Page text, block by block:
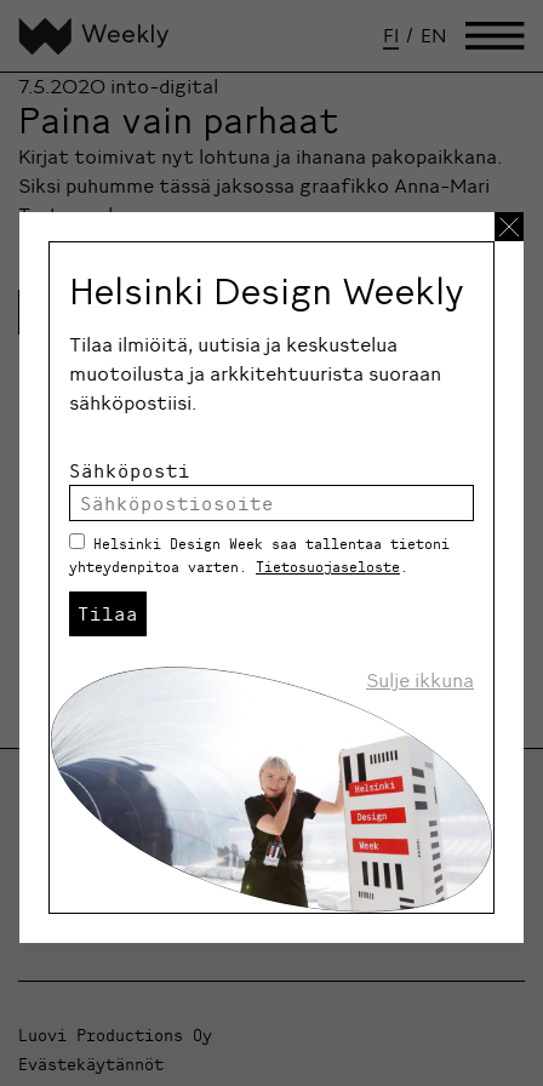
FI / EN
7.5.2020 into-digital
Paina vain parhaat
Kirjat toimivat nyt lohtuna ja ihanana pakopaikkana.
Siksi puhumme tässä jaksossa graafikko Anna-Mari
Tenhusen kanssa.
Lue lisää
Helsinki Design Weekly.
Keskustelua, uutisia ja ilmiöitä muotoilusta ja
arkkitehtuurista.
Luovi Productions Oy
Evästekäytännöt
Helsinki Design Weekly
Tilaa ilmiöitä, uutisia ja keskustelua
muotoilusta ja arkkitehtuurista suoraan
sähköpostiisi.
Sähköposti
Helsinki Design Week saa tallentaa tietoni
yhteydenpitoa varten. Tietosuojaseloste
Tilaa
Sulje ikkuna